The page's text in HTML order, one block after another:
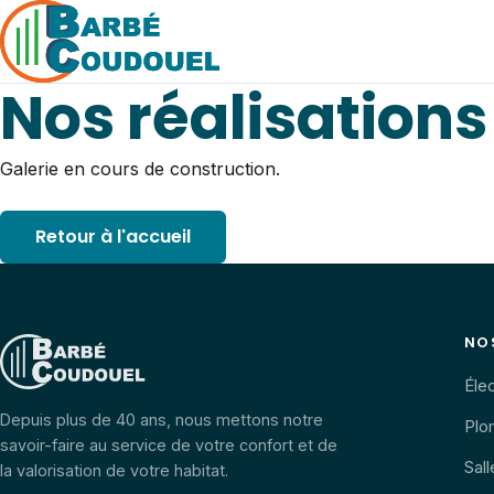
Nos réalisations
Galerie en cours de construction.
Retour à l'accueil
Depuis plus de 40 ans, nous mettons notre
savoir-faire au service de votre confort et de
la valorisation de votre habitat.